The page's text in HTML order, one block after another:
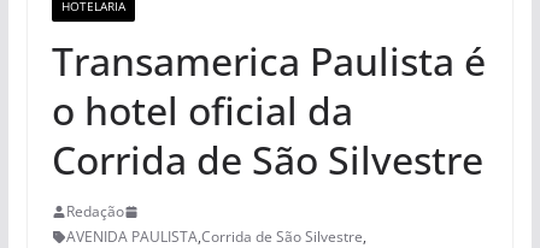
HOTELARIA
Transamerica Paulista é
o hotel oficial da
Corrida de São Silvestre
Redação
AVENIDA PAULISTA,Corrida de São Silvestre,